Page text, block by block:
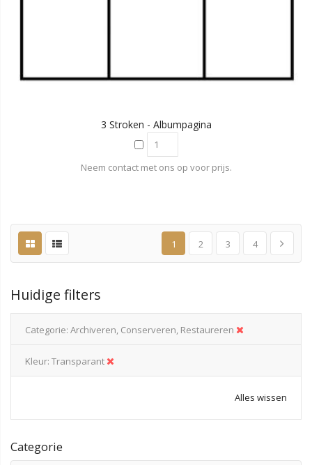
3 Stroken - Albumpagina
Neem contact met ons op voor prijs.
1 2 3 4
Huidige filters
Categorie Archiveren, Conserveren, Restaureren
Kleur Transparant
Alles wissen
Categorie